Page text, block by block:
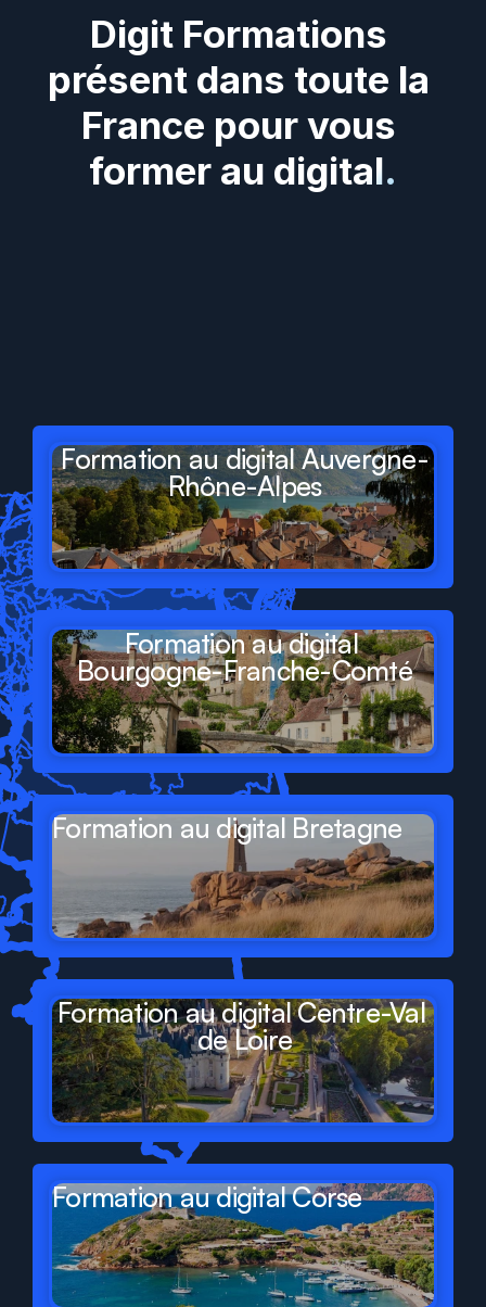
Digit Formations
présent dans toute la
France pour vous
former au digital.
deFrance
Formation au digital Auvergne-
Rhône-Alpes
Formation au digital
Bourgogne-Franche-Comté
Formation au digital Bretagne
Formation au digital Centre-Val
de Loire
Formation au digital Corse